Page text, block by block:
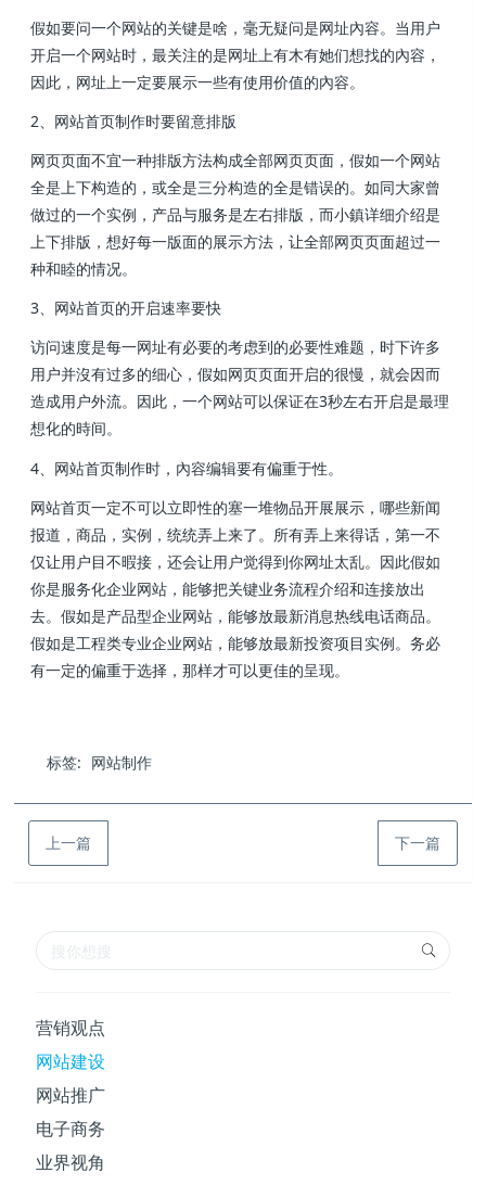
假如要问一个网站的关键是啥，毫无疑问是网址內容。当用户
开启一个网站时，最关注的是网址上有木有她们想找的內容，
因此，网址上一定要展示一些有使用价值的內容。
2、网站首页制作时要留意排版
网页页面不宜一种排版方法构成全部网页页面，假如一个网站
全是上下构造的，或全是三分构造的全是错误的。如同大家曾
做过的一个实例，产品与服务是左右排版，而小鎮详细介绍是
上下排版，想好每一版面的展示方法，让全部网页页面超过一
种和睦的情况。
3、网站首页的开启速率要快
访问速度是每一网址有必要的考虑到的必要性难题，时下许多
用户并沒有过多的细心，假如网页页面开启的很慢，就会因而
造成用户外流。因此，一个网站可以保证在3秒左右开启是最理
想化的時间。
4、网站首页制作时，內容编辑要有偏重于性。
网站首页一定不可以立即性的塞一堆物品开展展示，哪些新闻
报道，商品，实例，统统弄上来了。所有弄上来得话，第一不
仅让用户目不暇接，还会让用户觉得到你网址太乱。因此假如
你是服务化企业网站，能够把关键业务流程介绍和连接放出
去。假如是产品型企业网站，能够放最新消息热线电话商品。
假如是工程类专业企业网站，能够放最新投资项目实例。务必
有一定的偏重于选择，那样才可以更佳的呈现。
标签: 网站制作
上一篇 下一篇
营销观点
网站建设
网站推广
电子商务
业界视角